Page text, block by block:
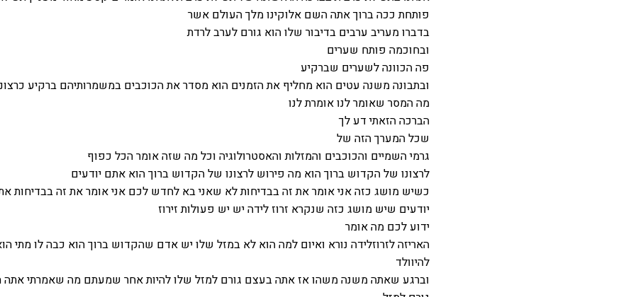
פותחת ככה ברוך אתה השם אלוקינו מלך העולם אשר
בדברו מעריב ערבים בדיבור שלו הוא גורם לערב לרדת
ובחוכמה פותח שערים
פה הכוונה לשערים שברקיע
ובתבונה משנה עטים הוא מחליף את הזמנים הוא מסדר את הכוכבים במשמרותיהם ברקיע
מה המסר שאומר לנו אומרת לנו
הברכה הזאתי דע לך
שכל המערך הזה של
גרמי השמיים והכוכבים והמזלות והאסטרולוגיה וכל מה שזה אומר הכל כפוף
לרצונו של הקדוש ברוך הוא מה פירוש לרצונו של הקדוש ברוך הוא אתם יודעים
כשיש מושג כזה אני אומר את זה בבדיחות לא שאני בא לחדש לכם אני אומר את זה בבדיחות
יודעים שיש מושג כזה שנקרא זרוז לידה יש יש פעולות זירוז
ידוע לכם מה אומר
האריזה לזרוזלידה נורא ואיום למה הוא לא במזל שלו יש אדם שהקדוש ברוך הוא כבה לו מתי
להיוולד
וברגע שאתה משנה משהו אז אתה בעצם גורם למזל שלו להיות אחר שמעתם מה שאמרתי